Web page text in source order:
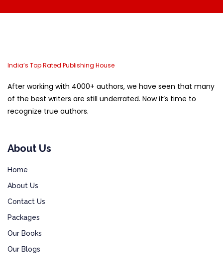
India’s Top Rated Publishing House
After working with 4000+ authors, we have seen that many
of the best writers are still underrated. Now it’s time to
recognize true authors.
About Us
Home
About Us
Contact Us
Packages
Our Books
Our Blogs